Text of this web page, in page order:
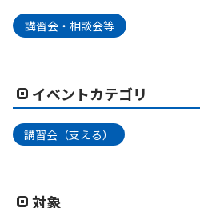
講習会・相談会等
イベントカテゴリ
講習会（支える）
対象